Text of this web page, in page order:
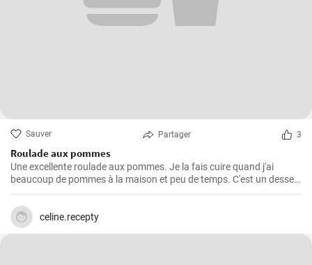
Sauver Partager 3
Roulade aux pommes
Une excellente roulade aux pommes. Je la fais cuire quand j'ai
beaucoup de pommes à la maison et peu de temps. C'est un dessert
rapide et facile qui plait toujours.
celine.recepty